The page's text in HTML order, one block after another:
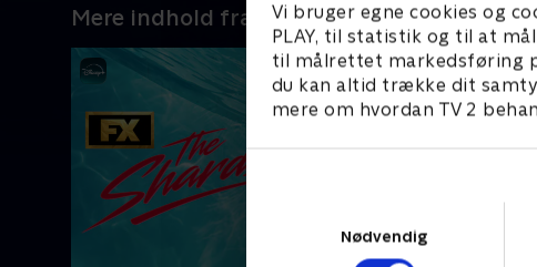
Vi bruger egne cookies og
PLAY, til statistik og til at
til målrettet markedsføring
du kan altid trække dit
mere om hvordan TV 2
Nødvendig
Mere indhold fra Disney+